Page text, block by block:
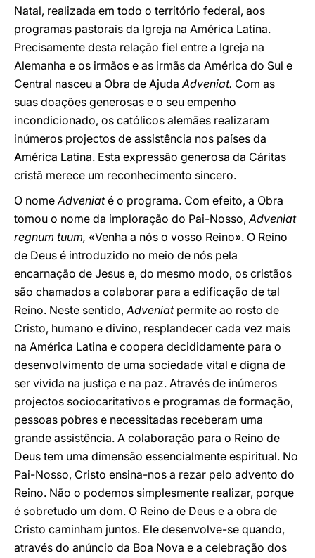
Natal, realizada em todo o território federal, aos
programas pastorais da Igreja na América Latina.
Precisamente desta relação fiel entre a Igreja na
Alemanha e os irmãos e as irmãs da América do Sul e
Central nasceu a Obra de AjudaAdveniat. Com as
suas doações generosas e o seu empenho
incondicionado, os católicos alemães realizaram
inúmeros projectos de assistência nos países da
América Latina. Esta expressão generosa da Cáritas
cristã merece um reconhecimento sincero.
O nomeAdveniaté o programa. Com efeito, a Obra
tomou o nome da imploração do Pai-Nosso,Adveniat
regnum tuum, «Venha a nós o vosso Reino». O Reino
de Deus é introduzido no meio de nós pela
encarnação de Jesus e, do mesmo modo, os cristãos
são chamados a colaborar para a edificação de tal
Reino. Neste sentido,Adveniat permite ao rosto de
Cristo, humano e divino, resplandecer cada vez mais
na América Latina e coopera decididamente para o
desenvolvimento de uma sociedade vital e digna de
ser vivida na justiça e na paz. Através de inúmeros
projectos sociocaritativos e programas de formação,
pessoas pobres e necessitadas receberam uma
grande assistência. A colaboração para o Reino de
Deus tem uma dimensão essencialmente espiritual. No
Pai-Nosso, Cristo ensina-nos a rezar pelo advento do
Reino. Não o podemos simplesmente realizar, porque
é sobretudo um dom. O Reino de Deus e a obra de
Cristo caminham juntos. Ele desenvolve-se quando,
através do anúncio da Boa Nova e a celebração dos